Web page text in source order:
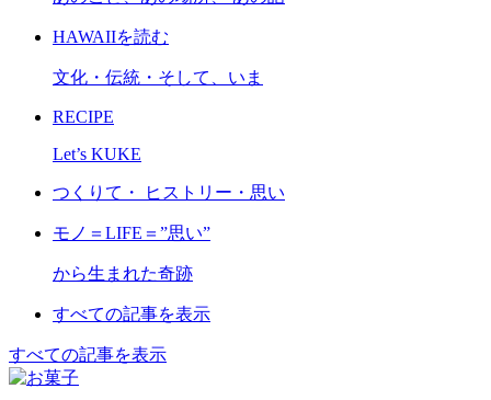
HAWAIIを読む
文化・伝統・そして、いま
RECIPE
Let’s KUKE
つくりて・ ヒストリー・思い
モノ＝LIFE＝”思い”
から生まれた奇跡
すべての記事を表示
すべての記事を表示